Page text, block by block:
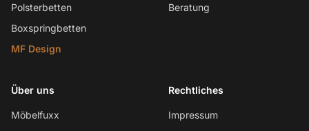
Polsterbetten
Boxspringbetten
MF Design
Beratung
Über uns
Möbelfuxx
Rechtliches
Impressum